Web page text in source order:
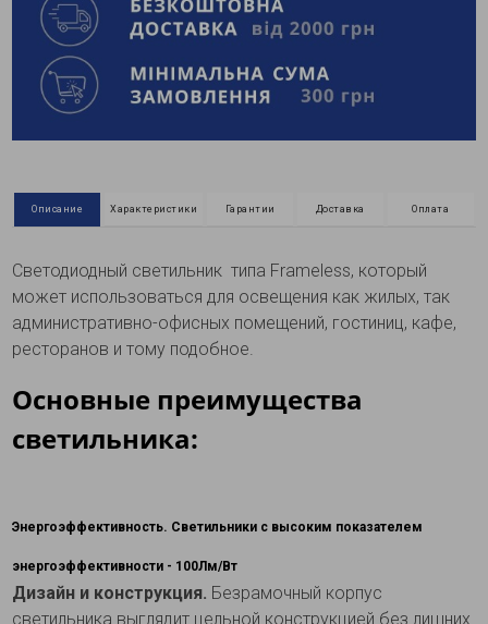
Описание Характеристики Гарантии Доставка Оплата
Светодиодный светильник типа Frameless, который
может использоваться для освещения как жилых, так
административно-офисных помещений, гостиниц, кафе,
ресторанов и тому подобное.
Основные преимущества
светильника:
Энергоэффективность. Светильники с высоким показателем
энергоэффективности - 100Лм/Вт
Дизайн и конструкция. Безрамочный корпус
светильника выглядит цельной конструкцией без лишних